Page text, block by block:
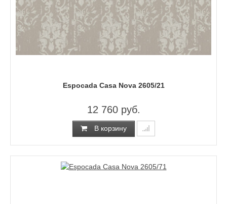
Espocada Casa Nova 2605/21
12 760 руб.
В корзину